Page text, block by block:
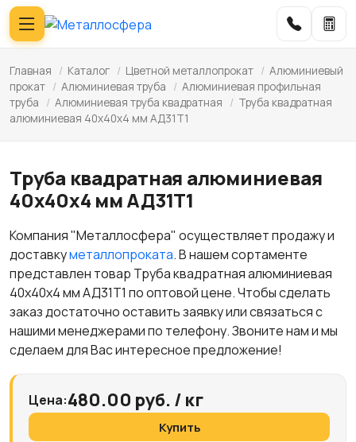
Главная / Каталог / Цветной металлопрокат / Алюминиевый
прокат / Алюминиевая труба / Алюминиевая профильная
труба
/ Алюминиевая труба квадратная / Труба квадратная
алюминиевая 40х40х4 мм АД31Т1
Труба квадратная алюминиевая
40х40х4 мм АД31Т1
Компания "Металлосфера" осуществляет продажу и
доставкуметаллопроката. В нашем сортаменте
представлен товар Труба квадратная алюминиевая
40х40х4 мм АД31Т1 по оптовой цене. Чтобы сделать
заказ достаточно оставить заявку или связаться с
нашими менеджерами по телефону. Звоните нам и мы
сделаем для Вас интересное предложение!
Цена:480.00 руб. / кг
Купить